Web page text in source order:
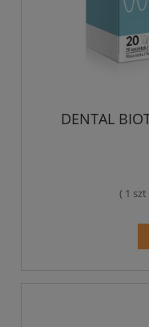
DENTAL
( 1 szt